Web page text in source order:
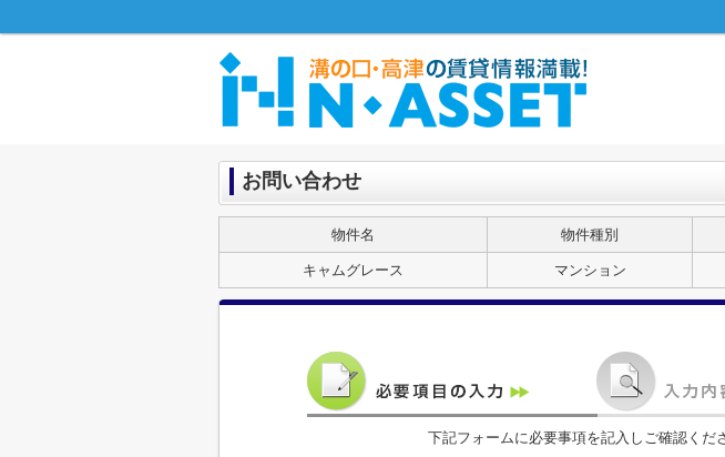
お問い合わせ
物件名 物件種別
キャムグレース マンション
下記フォームに必要事項を記入しご確認く